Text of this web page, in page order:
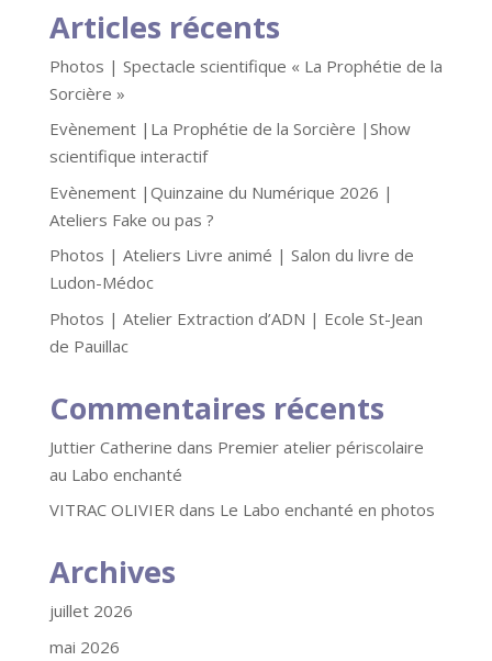
Articles récents
Photos | Spectacle scientifique « La Prophétie de la
Sorcière »
Evènement |La Prophétie de la Sorcière |Show
scientifique interactif
Evènement |Quinzaine du Numérique 2026 |
Ateliers Fake ou pas ?
Photos | Ateliers Livre animé | Salon du livre de
Ludon-Médoc
Photos | Atelier Extraction d’ADN | Ecole St-Jean
de Pauillac
Commentaires récents
Juttier Catherine dans Premier atelier périscolaire
au Labo enchanté
VITRAC OLIVIERdans Le Labo enchanté en photos
Archives
juillet 2026
mai 2026